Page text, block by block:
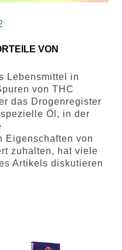
VON
Lebensmittel in
von THC
das Drogenregister
Öl, in der
Eigenschaften von
zuhalten, hat viele
Artikels diskutieren